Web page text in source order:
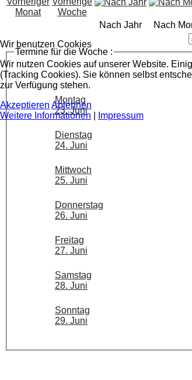
Nach Jahr Nach
Termine für die Woche :
Montag
23. Juni
Dienstag
24. Juni
Mittwoch
25. Juni
Donnerstag
26. Juni
Freitag
27. Juni
Samstag
28. Juni
Sonntag
29. Juni
Wir benutzen Cookies
Wir nutzen Cookies auf unserer Website.
(Tracking Cookies). Sie können selbst
zur Verfügung stehen.
Akzeptieren Ablehnen
Weitere Informationen
Impressum